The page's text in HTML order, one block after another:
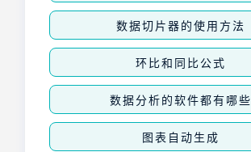
数据切片器的使用方法
环比和同比公式
数据分析的软件都有哪些
图表自动生成